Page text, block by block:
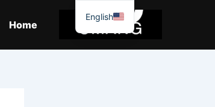
Home
English